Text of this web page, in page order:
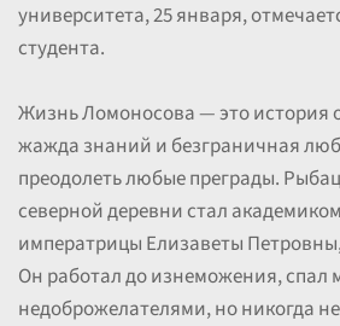
университета, 25 января,
студента.
Жизнь Ломоносова — это история
жажда знаний и безграничная
преодолеть любые преграды.
северной деревни стал
императрицы Елизаветы
Он работал до изнеможения, спал
недоброжелателями, но никогда